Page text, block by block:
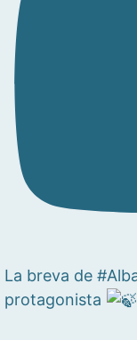
La breva de
protagonista